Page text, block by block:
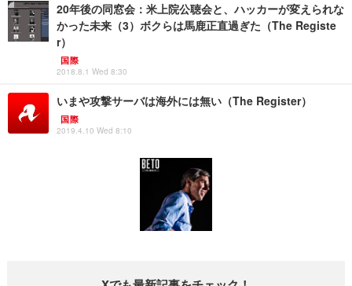
20年後の同窓会：米上院公聴会と、ハッカーが変えられな
かった未来（3）ボクらは馬鹿正直過ぎた（The Registe
r）
国際
2018.8.1 Wed 8:30
いまや攻撃サーバは海外には無い（The Register）
国際
2019.4.10 Wed 8:10